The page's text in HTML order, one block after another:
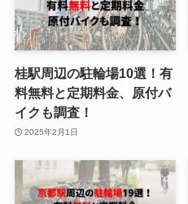
桂駅周辺の駐輪場10選！有
料無料と定期料金、原付バ
イクも調査！
2025年2月1日